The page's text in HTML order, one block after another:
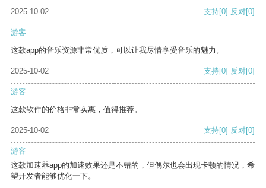
2025-10-02
支持[0] 反对[0]
游客
这款app的音乐资源非常优质，可以让我尽情享受音乐的魅力。
2025-10-02 支持[0] 反对[0]
游客
这款软件的价格非常实惠，值得推荐。
2025-10-02 支持[0] 反对[0]
游客
这款加速器app的加速效果还是不错的，但偶尔也会出现卡顿的情况，希
望开发者能够优化一下。